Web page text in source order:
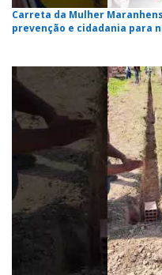
Carreta da Mulher
prevenção e cidadania para